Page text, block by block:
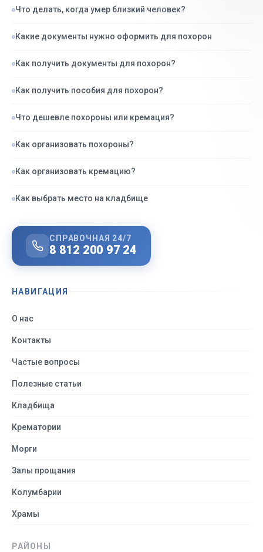
Что делать, когда умер близкий человек?
Какие документы нужно оформить для похорон
Как получить документы для похорон?
Как получить пособия для похорон?
Что дешевле похороны или кремация?
Как организовать похороны?
Как организовать кремацию?
Как выбрать место на кладбище
СПРАВОЧНАЯ 24/7
8 812 200 97 24
НАВИГАЦИЯ
О нас
Контакты
Частые вопросы
Полезные статьи
Кладбища
Крематории
Морги
Залы прощания
Колумбарии
Храмы
РАЙОНЫ